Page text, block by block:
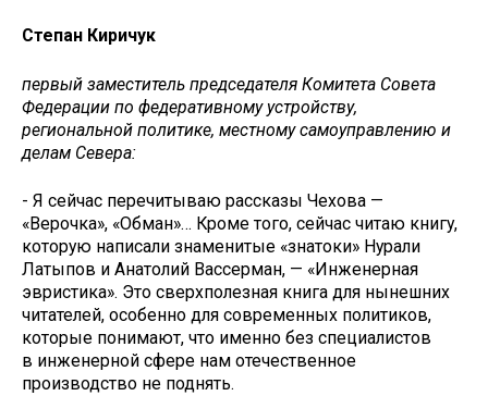
Степан Киричук
первый заместитель председателя Комитета Совета
Федерации по федеративному устройству,
региональной политике, местному самоуправлению и
делам Севера:
- Я сейчас перечитываю рассказы Чехова —
«Верочка», «Обман»… Кроме того, сейчас читаю книгу,
которую написали знаменитые «знатоки» Нурали
Латыпов и Анатолий Вассерман, — «Инженерная
эвристика». Это сверхполезная книга для нынешних
читателей, особенно для современных политиков,
которые понимают, что именно без специалистов
в инженерной сфере нам отечественное
производство не поднять.